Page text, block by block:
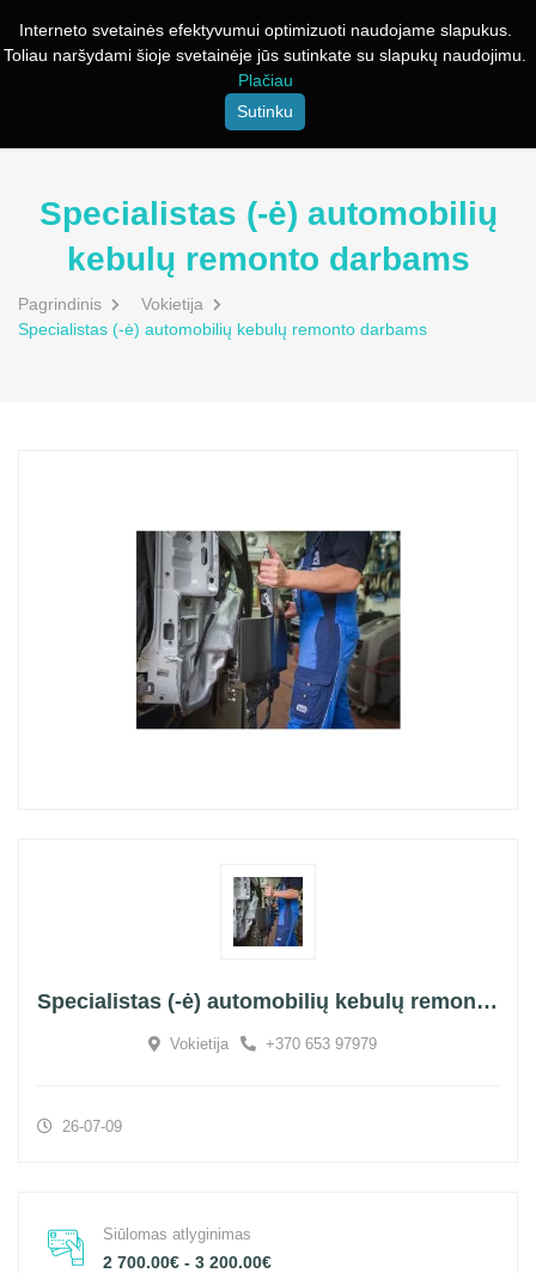
Interneto svetainės efektyvumui optimizuoti naudojame slapukus.
Toliau naršydami šioje svetainėje jūs sutinkate su slapukų naudojimu.
Plačiau
Sutinku
Specialistas (-ė) automobilių
kebulų remonto darbams
Pagrindinis
Vokietija
Specialistas (-ė) automobilių kebulų remonto darbams
Specialistas (-ė) automobilių kebulų remonto darbams
Vokietija +370 653 97979
26-07-09
Siūlomas atlyginimas
2 700.00€ - 3 200.00€